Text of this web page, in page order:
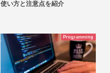
使い方と注意点を紹介
Programming